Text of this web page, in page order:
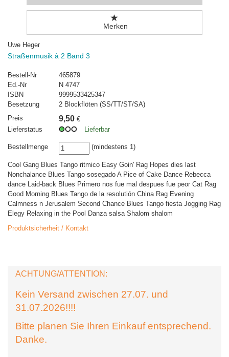
Merken
Uwe Heger
Straßenmusik à 2 Band 3
Bestell-Nr
465879
Ed.-Nr
N 4747
ISBN
9999533425347
Besetzung
2 Blockflöten (SS/TT/ST/SA)
Preis
9,50 €
Lieferstatus
Lieferbar
Bestellmenge (mindestens 1)
Cool Gang Blues Tango ritmico Easy Goin' Rag Hopes dies last
Nonchalance Blues Tango sosegado A Pice of Cake Dance Rebecca
dance Laid-back Blues Primero nos fue mal despues fue peor Cat Rag
Good Morning Blues Tango de la resolutión China Rag Evening
Calmness n Jerusalem Second Chance Blues Tango fiesta Jogging Rag
Elegy Relaxing in the Pool Danza salsa Shalom shalom
Produktsicherheit / Kontakt
ACHTUNG/ATTENTION:
Kein Versand zwischen 27.07. und
31.07.2026!!!!
Bitte planen Sie Ihren Einkauf entsprechend.
Danke.